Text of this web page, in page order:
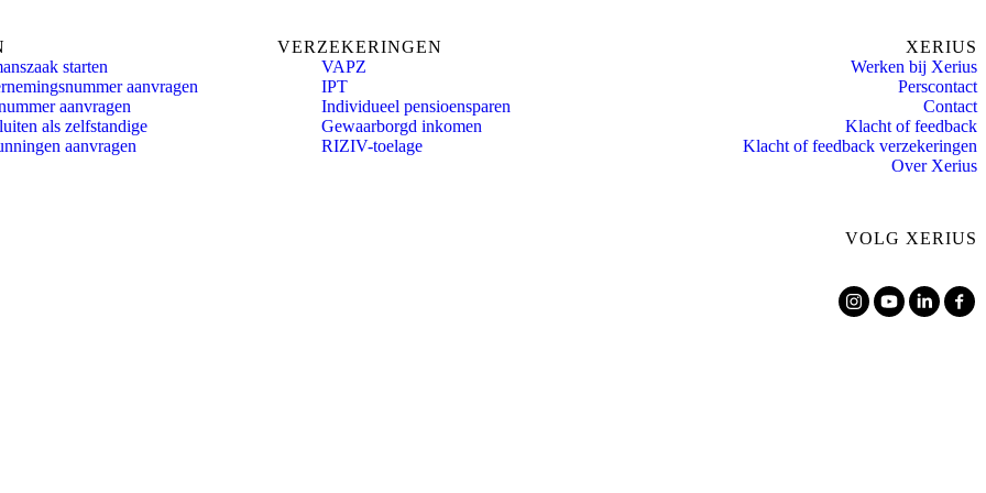
starten
aanvragen
aanvragen
als zelfstandige
aanvragen
VERZEKERINGEN
VAPZ
IPT
Individueel pensioensparen
Gewaarborgd inkomen
RIZIV-toelage
XERIUS
Werken bij Xerius
Perscontact
Contact
Klacht of feedback
Klacht of feedback verzekeringen
Over Xerius
VOLG XERIUS